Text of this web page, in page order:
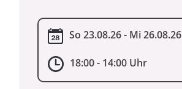
So 23.08.26 - Mi 26.08.26
18:00 - 14:00 Uhr